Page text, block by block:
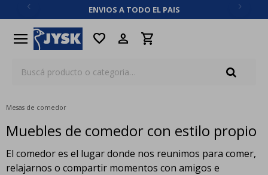
ENVIOS A TODO EL PAIS
menu favorite
Mesas de comedor
Muebles de comedor con estilo propio
El comedor es el lugar donde nos reunimos para comer,
relajarnos o compartir momentos con amigos e
close